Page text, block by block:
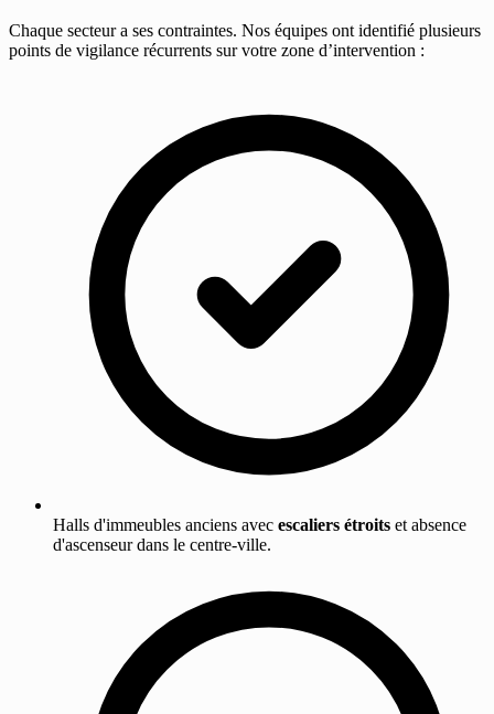
Chaque secteur a ses contraintes. Nos équipes ont identifié plusieurs
points de vigilance récurrents sur votre zone d’intervention :
Halls d'immeubles anciens avec escaliers étroits et absence
d'ascenseur dans le centre-ville.